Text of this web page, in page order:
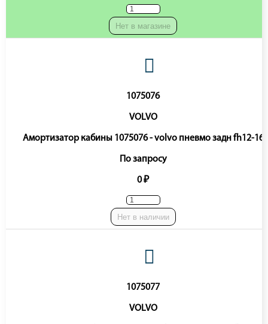
Нет в магазине
1075076
VOLVO
Амортизатор кабины 1075076 - volvo пневмо задн fh12-16
По запросу
0 ₽
Нет в наличии
1075077
VOLVO